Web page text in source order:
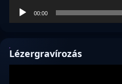
00:00
Lézergravírozás